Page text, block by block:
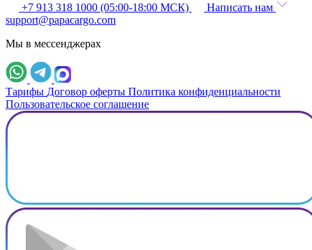
+7 913 318 1000 (05:00-18:00 МСК)
Написать нам
support@papacargo.com
Мы в мессенджерах
Тарифы Договор оферты Политика конфиденциальности
Пользовательское соглашение